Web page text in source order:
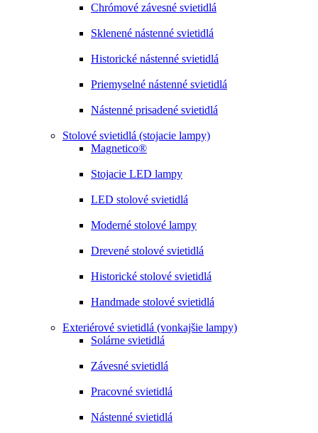
Chrómové závesné svietidlá
Sklenené nástenné svietidlá
Historické nástenné svietidlá
Priemyselné nástenné svietidlá
Nástenné prisadené svietidlá
Stolové svietidlá (stojacie lampy)
Magnetico®
Stojacie LED lampy
LED stolové svietidlá
Moderné stolové lampy
Drevené stolové svietidlá
Historické stolové svietidlá
Handmade stolové svietidlá
Exteriérové svietidlá (vonkajšie lampy)
Solárne svietidlá
Závesné svietidlá
Pracovné svietidlá
Nástenné svietidlá